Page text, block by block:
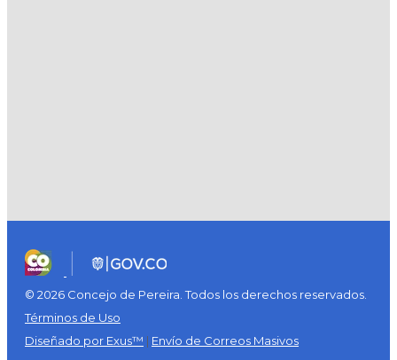
© 2026 Concejo de Pereira. Todos los derechos reservados.
Términos de Uso
Diseñado por Exus™ | Envío de Correos Masivos